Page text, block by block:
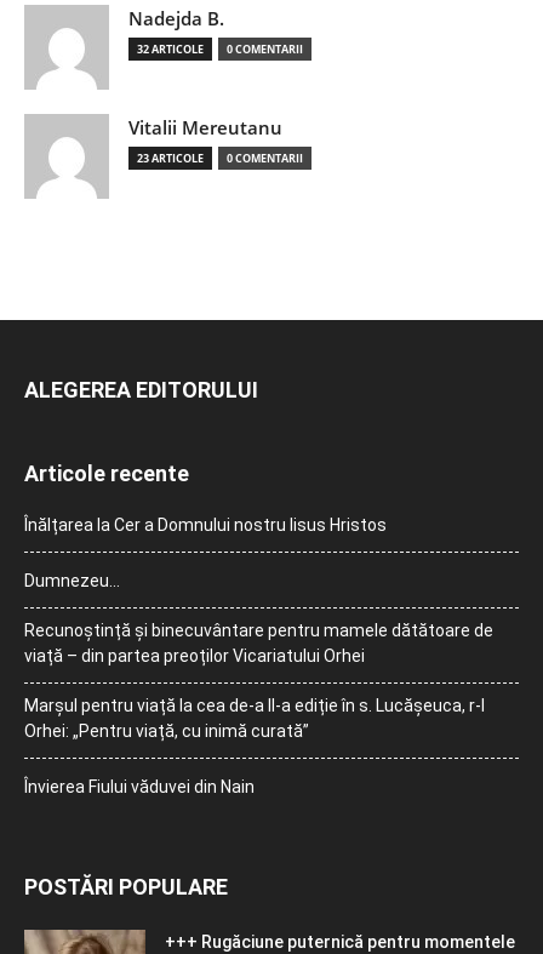
Nadejda B.
32 ARTICOLE 0 COMENTARII
Vitalii Mereutanu
23 ARTICOLE 0 COMENTARII
ALEGEREA EDITORULUI
Articole recente
Înălțarea la Cer a Domnului nostru Iisus Hristos
Dumnezeu…
Recunoștință și binecuvântare pentru mamele dătătoare de
viață – din partea preoților Vicariatului Orhei
Marșul pentru viață la cea de-a II-a ediție în s. Lucășeuca, r-l
Orhei: „Pentru viață, cu inimă curată”
Învierea Fiului văduvei din Nain
POSTĂRI POPULARE
+++ Rugăciune puternică pentru momentele